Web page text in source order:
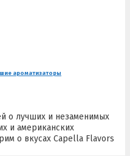
ароматизаторы
о лучших и незаменимых
и американских
о вкусах Capella Flavors